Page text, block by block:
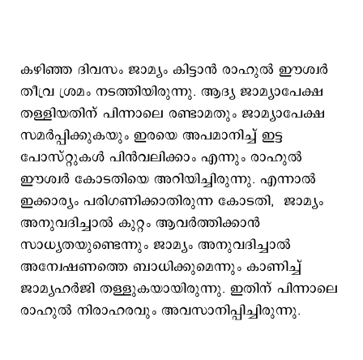
കഴിഞ്ഞ ദിവസം ജാമ്യം കിട്ടാന്‍ രാഹുല്‍ ഈശ്വര്‍
തീവ്ര ശ്രമം നടത്തിയിരുന്നു. ആദ്യ ജാമ്യാപേക്ഷ
തള്ളിയതിന് പിന്നാലെ രണ്ടാമതും ജാമ്യാപേക്ഷ
സമര്‍പ്പിക്കുകയും ഇരയെ അപമാനിച്ച് ഇട്ട
പോസ്റ്റുകള്‍ പിന്‍വലിക്കാം എന്നും രാഹുല്‍
ഈശ്വര്‍ കോടതിയെ അറിയിച്ചിരുന്നു. എന്നാല്‍
ഇക്കാര്യം പരിഗണിക്കാതിരുന്ന കോടതി, ജാമ്യം
അനുവദിച്ചാല്‍ കുറ്റം ആവര്‍ത്തിക്കാന്‍
സാധ്യതയുണ്ടെന്നും ജാമ്യം അനുവദിച്ചാല്‍
അന്വേഷണത്തെ ബാധിക്കുമെന്നും കാണിച്ച്
ജാമ്യഹര്‍ജി തള്ളുകയായിരുന്നു. ഇതിന് പിന്നാലെ
രാഹുല്‍ നിരാഹരവും അവസാനിപ്പിച്ചിരുന്നു.